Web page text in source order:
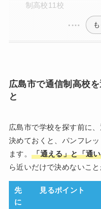
制高校11校
広島市で通信制高校
と
広島市で学校を探す前に
決めておくと、パンフレ
ます。「通える」と「通
ら近いだけで決めないこと
先
に
見るポイント